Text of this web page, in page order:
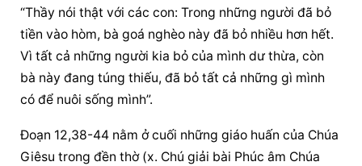
“Thầy nói thật với các con: Trong những người đã bỏ
tiền vào hòm, bà goá nghèo này đã bỏ nhiều hơn hết.
Vì tất cả những người kia bỏ của mình dư thừa, còn
bà này đang túng thiếu, đã bỏ tất cả những gì mình
có để nuôi sống mình”.
Đoạn 12,38-44 nằm ở cuối những giáo huấn của Chúa
Giêsu trong đền thờ (x. Chú giải bài Phúc âm Chúa